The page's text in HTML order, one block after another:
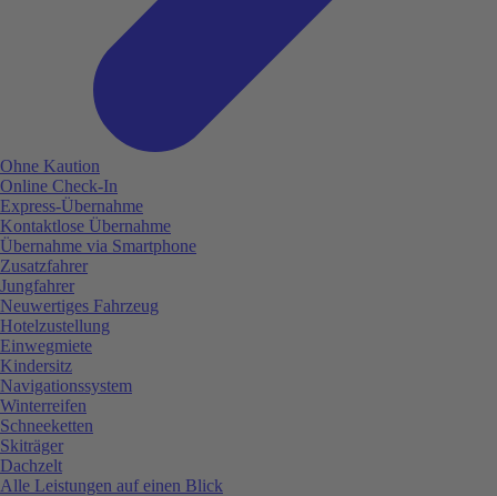
Ohne Kaution
Online Check-In
Express-Übernahme
Kontaktlose Übernahme
Übernahme via Smartphone
Zusatzfahrer
Jungfahrer
Neuwertiges Fahrzeug
Hotelzustellung
Einwegmiete
Kindersitz
Navigationssystem
Winterreifen
Schneeketten
Skiträger
Dachzelt
Alle Leistungen auf einen Blick